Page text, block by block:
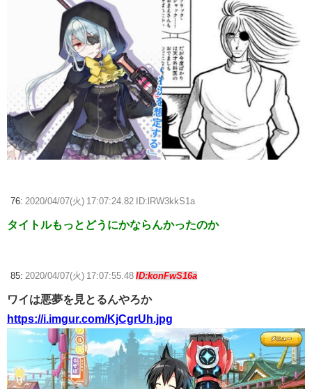
76: 2020/04/07(火) 17:07:24.82 ID:lRW3kkS1a
タイトルもっとどうにかならんかったのか
85: 2020/04/07(火) 17:07:55.48 ID:konFwS16a
ワイは悪夢を見とるんやろか
https://i.imgur.com/KjCgrUh.jpg